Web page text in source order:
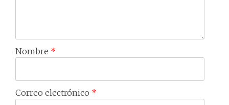
Nombre *
Correo electrónico *